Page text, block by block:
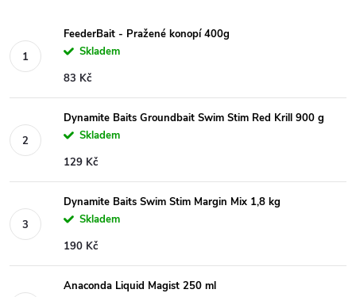
FeederBait - Pražené konopí 400g
Skladem
83 Kč
Dynamite Baits Groundbait Swim Stim Red Krill 900 g
Skladem
129 Kč
Dynamite Baits Swim Stim Margin Mix 1,8 kg
Skladem
190 Kč
Anaconda Liquid Magist 250 ml